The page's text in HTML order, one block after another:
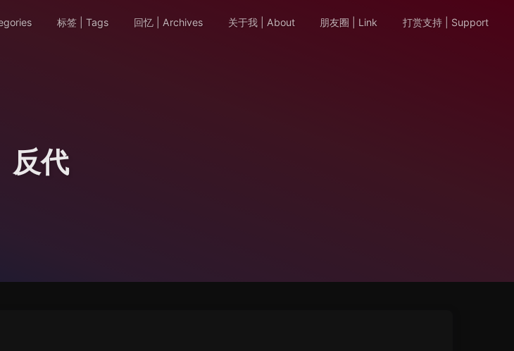
标签 | Tags 回忆 | Archives 关于我 | About 朋友圈 | Link 打赏支持 | Support
反代